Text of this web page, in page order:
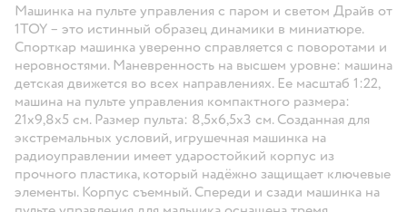
Машинка на пульте управления с паром и светом Драйв от
1TOY – это истинный образец динамики в миниатюре.
Спорткар машинка уверенно справляется с поворотами и
неровностями. Маневренность на высшем уровне: машина
детская движется во всех направлениях. Ее масштаб 1:22,
машина на пульте управления компактного размера:
21х9,8х5 см. Размер пульта: 8,5х6,5х3 см. Созданная для
экстремальных условий, игрушечная машинка на
радиоуправлении имеет ударостойкий корпус из
прочного пластика, который надёжно защищает ключевые
элементы. Корпус съемный. Спереди и сзади машинка на